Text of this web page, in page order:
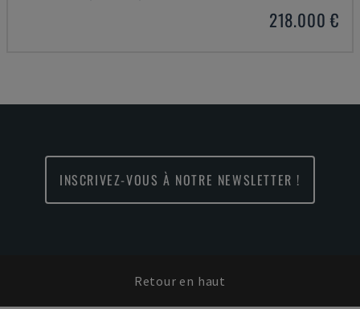
218.000 €
INSCRIVEZ-VOUS À NOTRE NEWSLETTER !
Retour en haut